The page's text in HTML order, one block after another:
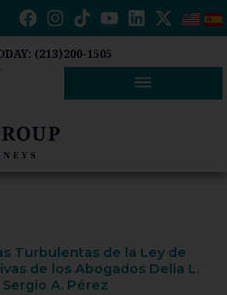
(213)200-1505
Turbulentas de la Ley de
de los Abogados Delia L.
A. Pérez